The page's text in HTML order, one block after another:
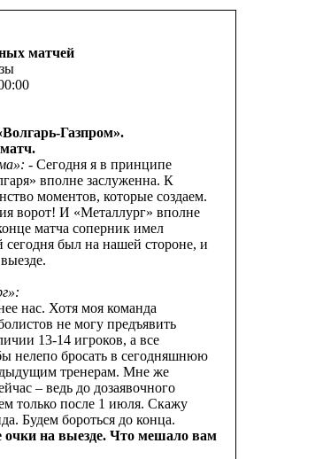
матчей
Газпром».
- Сегодня я в принципе
вполне заслуженна. К
моментов, которые создаем.
ворот! И «Металлург» вполне
матча соперник имел
был на нашей стороне, и
нас. Хотя моя команда
не могу предъявить
13-14 игроков, а все
нелепо бросать в сегодняшнюю
тренерам. Мне же
– ведь до дозаявочного
только после 1 июля. Скажу
Будем бороться до конца.
очки на выезде. Что мешало вам